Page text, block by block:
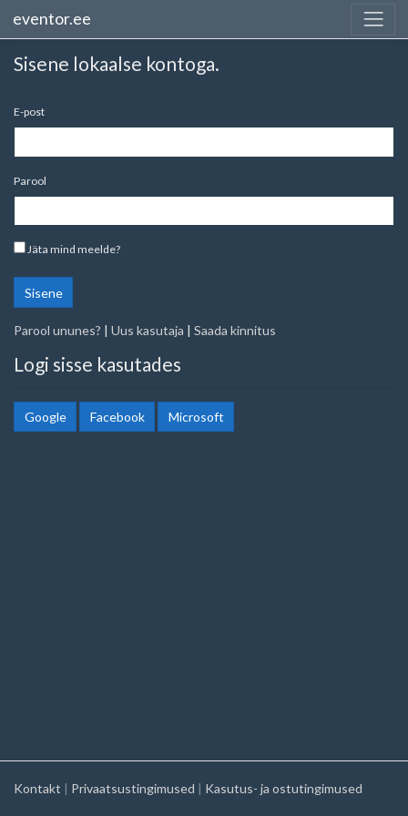
eventor.ee
Sisene lokaalse kontoga.
E-post
Parool
Jäta mind meelde?
Sisene
Parool ununes? | Uus kasutaja | Saada kinnitus
Logi sisse kasutades
Google Facebook Microsoft
Kontakt | Privaatsustingimused | Kasutus- ja ostutingimused